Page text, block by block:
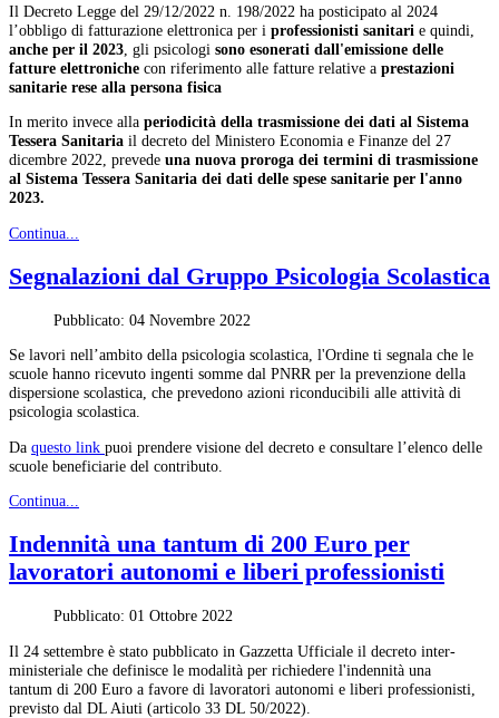
Il Decreto Legge del 29/12/2022 n. 198/2022 ha posticipato al 2024
l’obbligo di fatturazione elettronica per i professionisti sanitari e quindi,
anche per il 2023 , gli psicologi sono esonerati dall'emissione delle
fatture elettroniche con riferimento alle fatture relative a prestazioni
sanitarie rese alla persona fisica
In merito invece alla periodicità della trasmissione dei dati al Sistema
Tessera Sanitaria il decreto del Ministero Economia e Finanze del 27
dicembre 2022, prevede una nuova proroga dei termini di trasmissione
al Sistema Tessera Sanitaria dei dati delle spese sanitarie per l'anno
2023.
Continua...
Segnalazioni dal Gruppo Psicologia Scolastica
Pubblicato: 04 Novembre 2022
Se lavori nell’ambito della psicologia scolastica, l'Ordine ti segnala che le
scuole hanno ricevuto ingenti somme dal PNRR per la prevenzione della
dispersione scolastica, che prevedono azioni riconducibili alle attività di
psicologia scolastica.
Da questo link puoi prendere visione del decreto e consultare l’elenco delle
scuole beneficiarie del contributo.
Continua...
Indennità una tantum di 200 Euro per
lavoratori autonomi e liberi professionisti
Pubblicato: 01 Ottobre 2022
Il 24 settembre è stato pubblicato in Gazzetta Ufficiale il decreto inter-
ministeriale che definisce le modalità per richiedere l'indennità una
tantum di 200 Euro a favore di lavoratori autonomi e liberi professionisti,
previsto dal DL Aiuti (articolo 33 DL 50/2022).